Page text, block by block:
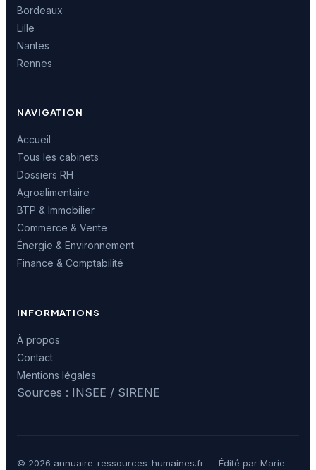
Bordeaux
Lille
Nantes
Rennes
NAVIGATION
Accueil
Tous les cabinets
Dossiers RH
Agroalimentaire
BTP & Immobilier
Commerce & Vente
Énergie & Environnement
Finance & Comptabilité
INFORMATIONS
À propos
Contact
Mentions légales
Sources : INSEE / SIRENE
© 2026 annuaire-ressources-humaines.fr — Édité par Marie